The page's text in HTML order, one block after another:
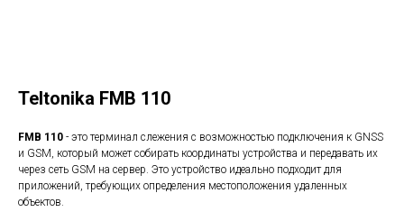
Teltonika FMB 110
FMB 110 - это терминал слежения с возможностью подключения к GNSS
и GSM, который может собирать координаты устройства и передавать их
через сеть GSM на сервер. Это устройство идеально подходит для
приложений, требующих определения местоположения удаленных
объектов.